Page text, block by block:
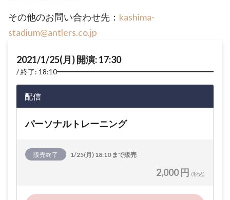
その他のお問い合わせ先： kashima-
stadium@antlers.co.jp
2021/1/25(月) 開演: 17:30
終了: 18:10
配信
パーソナルトレーニング
販売終了 1/25(月) 18:10 まで販売
2,000 円 (税込)